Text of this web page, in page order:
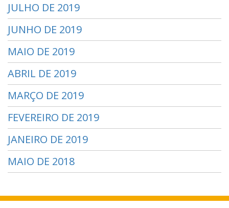
JULHO DE 2019
JUNHO DE 2019
MAIO DE 2019
ABRIL DE 2019
MARÇO DE 2019
FEVEREIRO DE 2019
JANEIRO DE 2019
MAIO DE 2018